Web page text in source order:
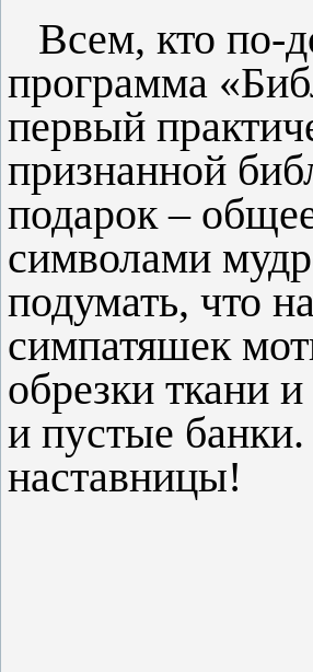
Всем, кто по-
программа
первый
признанной
подарок –
символами
подумать, что
симпатяшек
обрезки ткани
и пустые банки.
наставницы!